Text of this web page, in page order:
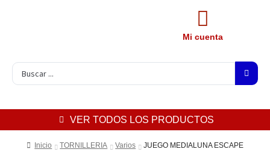
Mi cuenta
VER TODOS LOS PRODUCTOS
Inicio TORNILLERIA Varios
JUEGO MEDIALUNA ESCAPE